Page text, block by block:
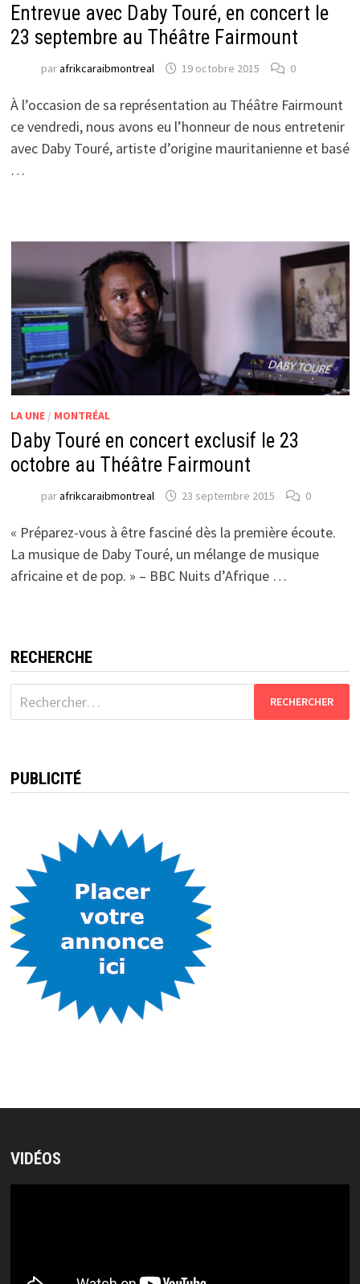
Entrevue avec Daby Touré, en concert le
23 septembre au Théâtre Fairmount
parafrikcaraibmontreal 19 octobre 2015 0
À l’occasion de sa représentation au Théâtre Fairmount
ce vendredi, nous avons eu l’honneur de nous entretenir
avec Daby Touré, artiste d’origine mauritanienne et basé
…
LA UNE/ MONTRÉAL
Daby Touré en concert exclusif le 23
octobre au Théâtre Fairmount
parafrikcaraibmontreal 23 septembre 2015 0
« Préparez-vous à être fasciné dès la première écoute.
La musique de Daby Touré, un mélange de musique
africaine et de pop. » – BBC Nuits d’Afrique …
RECHERCHE
Rechercher :
PUBLICITÉ
VIDÉOS